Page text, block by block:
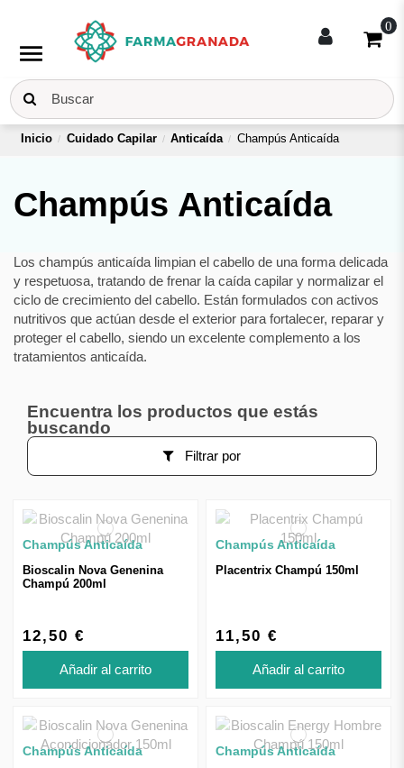
menu
0
Inicio Cuidado Capilar Anticaída Champús Anticaída
Champús Anticaída
Los champús anticaída limpian el cabello de una forma delicada
y respetuosa, tratando de frenar la caída capilar y normalizar el
ciclo de crecimiento del cabello. Están formulados con activos
nutritivos que actúan desde el exterior para fortalecer, reparar y
proteger el cabello, siendo un excelente complemento a los
tratamientos anticaída.
Encuentra los productos que estás
buscando
Filtrar por
Champús Anticaída
Bioscalin Nova Genenina
Champú 200ml
12,50 €
Añadir al carrito
Champús Anticaída
Placentrix Champú 150ml
11,50 €
Añadir al carrito
Champús Anticaída Champús Anticaída